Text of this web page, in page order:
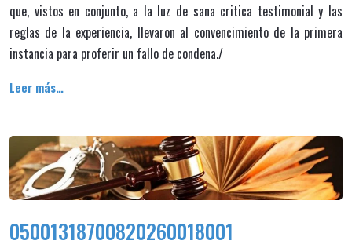
que, vistos en conjunto, a la luz de sana critica testimonial y las
reglas de la experiencia, llevaron al convencimiento de la primera
instancia para proferir un fallo de condena./
Leer más…
05001318700820260018001